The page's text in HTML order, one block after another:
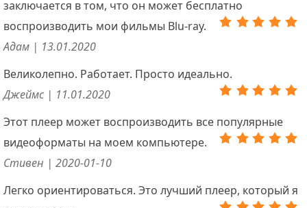
заключается в том, что он может бесплатно
воспроизводить мои фильмы Blu-ray.
Адам | 13.01.2020
Великолепно. Работает. Просто идеально.
Джеймс | 11.01.2020
Этот плеер может воспроизводить все популярные
видеоформаты на моем компьютере.
Стивен | 2020-01-10
Легко ориентироваться. Это лучший плеер, который я